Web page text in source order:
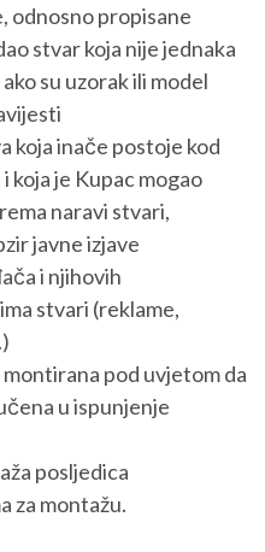
odnosno propisane
stvar koja nije jednaka
su uzorak ili model
koja inače postoje kod
koja je Kupac mogao
naravi stvari,
javne izjave
i njihovih
stvari (reklame,
pod uvjetom da
u ispunjenje
posljedica
za montažu.